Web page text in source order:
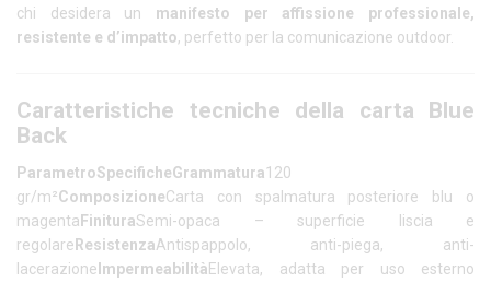
chi desidera un manifesto per affissione professionale,
resistente e d’impatto, perfetto per la comunicazione outdoor.
Caratteristiche tecniche della carta Blue
Back
ParametroSpecificheGrammatura120
gr/m²ComposizioneCarta con spalmatura posteriore blu o
magenta FinituraSemi-opaca – superficie liscia e
regolare ResistenzaAntispappolo, anti-piega, anti-
lacerazione ImpermeabilitàElevata, adatta per uso esterno